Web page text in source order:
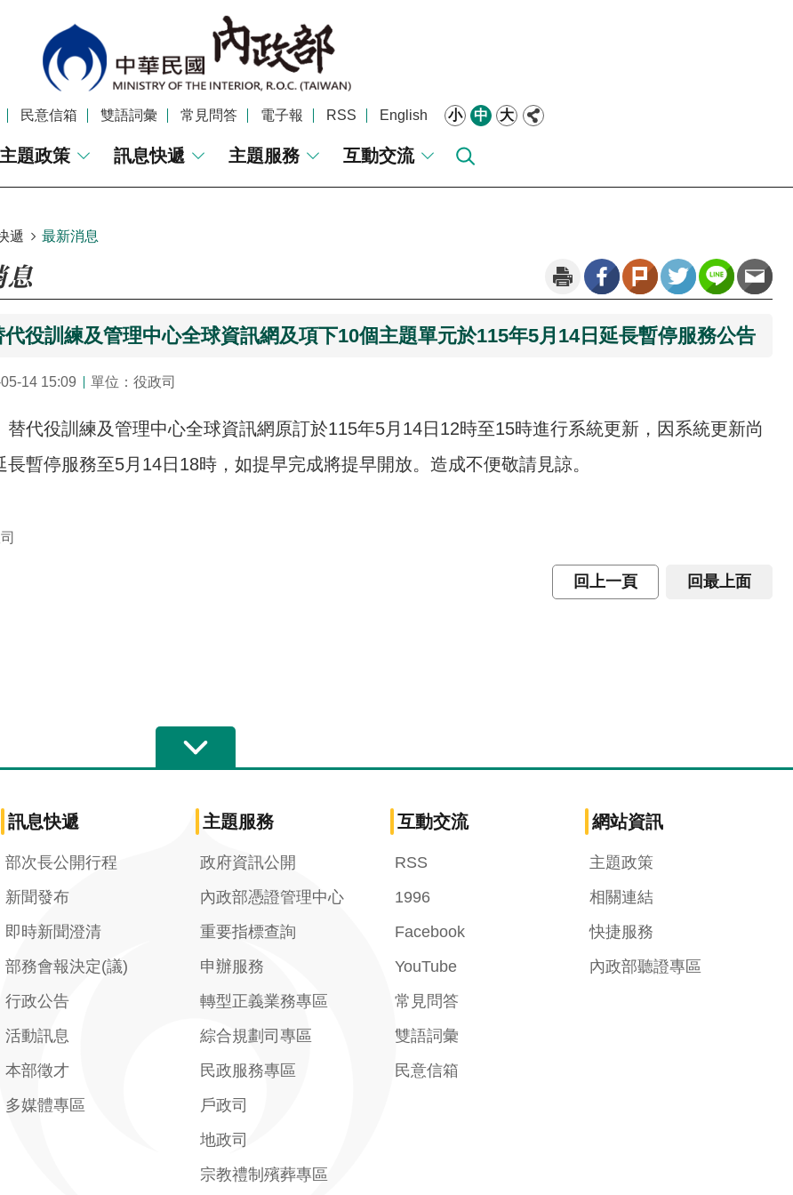
民意信箱 雙語詞彙 常見問答 電子報 RSS English 小 中 大
主題政策 訊息快遞 主題服務 互動交流
遞 最新消息
息
役訓練及管理中心全球資訊網及項下10個主題單元於115年5月14日延長暫停服務公告
14 15:09 單位：役政司
替代役訓練及管理中心全球資訊網原訂於115年5月14日12時至15時進行系統更新，因系統更新尚
長暫停服務至5月14日18時，如提早完成將提早開放。造成不便敬請見諒。
回上一頁 回最上面
訊息快遞
部次長公開行程
新聞發布
即時新聞澄清
部務會報決定(議)
行政公告
活動訊息
本部徵才
多媒體專區
主題服務
政府資訊公開
內政部憑證管理中心
重要指標查詢
申辦服務
轉型正義業務專區
綜合規劃司專區
民政服務專區
戶政司
地政司
宗教禮制殯葬專區
互動交流
RSS
1996
Facebook
YouTube
常見問答
雙語詞彙
民意信箱
網站資訊
主題政策
相關連結
快捷服務
內政部聽證專區